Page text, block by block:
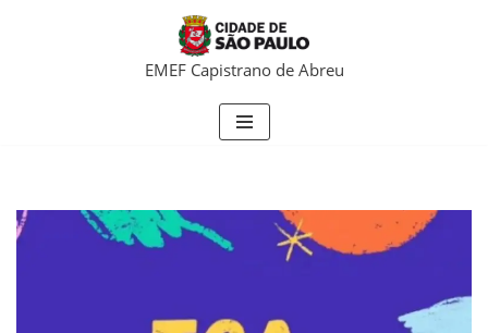
EMEF Capistrano de Abreu